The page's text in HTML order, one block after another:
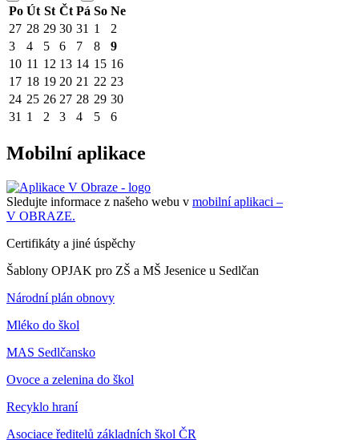
Po Út St Čt Pá So Ne
27 28 29 30 31 1
2
3
4 5 6 7 8
9
10 11 12 13 14 15 16
17 18 19 20 21 22 23
24 25 26 27 28 29 30
31 1 2 3 4 5 6
Mobilní aplikace
Sledujte informace z našeho webu v mobilní aplikaci –
V OBRAZE.
Certifikáty a jiné úspěchy
Šablony OPJAK pro ZŠ a MŠ Jesenice u Sedlčan
Národní plán obnovy
Mléko do škol
MAS Sedlčansko
Ovoce a zelenina do škol
Recyklo hraní
Asociace ředitelů základních škol ČR